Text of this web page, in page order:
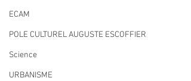
ECAM
POLE CULTUREL AUGUSTE ESCOFFIER
Science
URBANISME